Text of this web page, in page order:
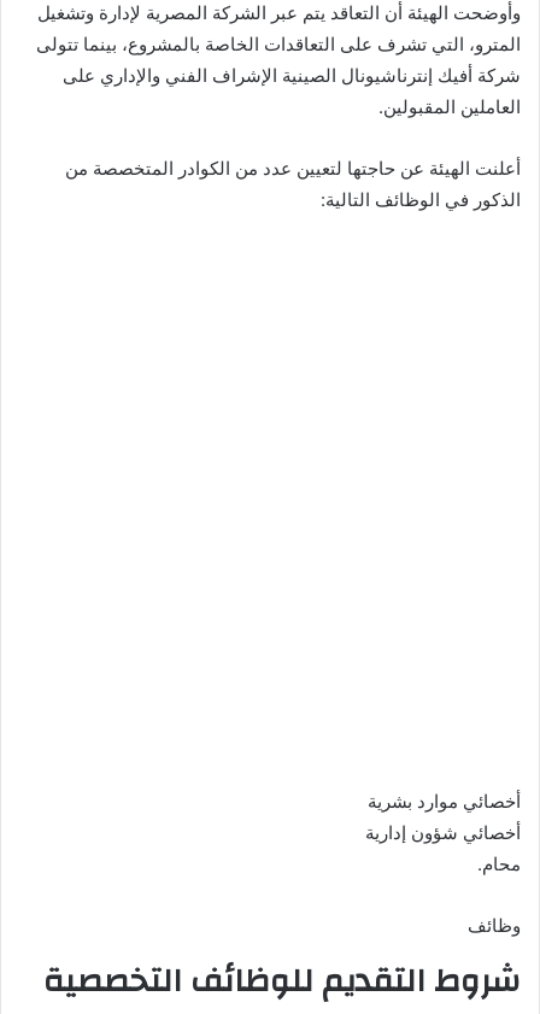
وأوضحت الهيئة أن التعاقد يتم عبر الشركة المصرية لإدارة وتشغيل
المترو، التي تشرف على التعاقدات الخاصة بالمشروع، بينما تتولى
شركة أفيك إنترناشيونال الصينية الإشراف الفني والإداري على
العاملين المقبولين.
أعلنت الهيئة عن حاجتها لتعيين عدد من الكوادر المتخصصة من
الذكور في الوظائف التالية:
أخصائي موارد بشرية
أخصائي شؤون إدارية
محام.
وظائف
شروط التقديم للوظائف التخصصية